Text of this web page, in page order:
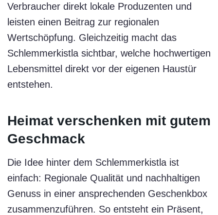
Verbraucher direkt lokale Produzenten und
leisten einen Beitrag zur regionalen
Wertschöpfung. Gleichzeitig macht das
Schlemmerkistla sichtbar, welche hochwertigen
Lebensmittel direkt vor der eigenen Haustür
entstehen.
Heimat verschenken mit gutem
Geschmack
Die Idee hinter dem Schlemmerkistla ist
einfach: Regionale Qualität und nachhaltigen
Genuss in einer ansprechenden Geschenkbox
zusammenzuführen. So entsteht ein Präsent,